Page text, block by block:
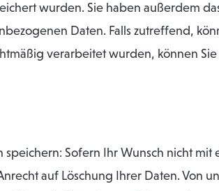
wurden. Sie haben außerdem
Daten. Falls zutreffend,
verarbeitet wurden, können
Sofern Ihr Wunsch nicht
auf Löschung Ihrer Daten. Von